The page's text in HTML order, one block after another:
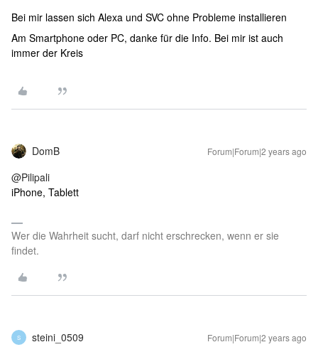
Bei mir lassen sich Alexa und SVC ohne Probleme installieren
Am Smartphone oder PC, danke für die Info. Bei mir ist auch
immer der Kreis
DomB Forum|Forum|2 years ago
@Pilipali
iPhone, Tablett
Wer die Wahrheit sucht, darf nicht erschrecken, wenn er sie
findet.
S steini_0509 Forum|Forum|2 years ago